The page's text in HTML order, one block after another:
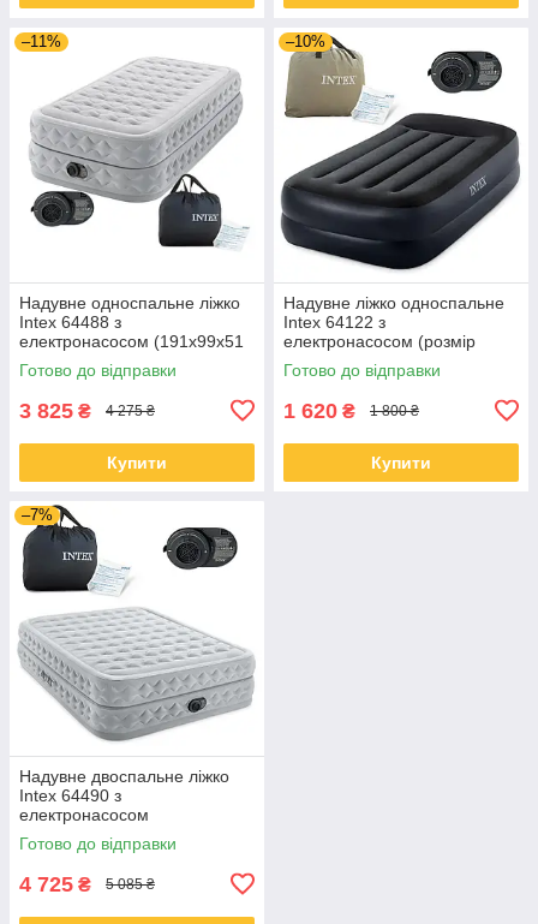
–11%
Надувне односпальне ліжко
Intex 64488 з
електронасосом (191x99x51
см)
Готово до відправки
3 825 ₴ 4 275 ₴
Купити
–10%
Надувне ліжко односпальне
Intex 64122 з
електронасосом (розмір
191x91x42 см)
Готово до відправки
1 620 ₴ 1 800 ₴
Купити
–7%
Надувне двоспальне ліжко
Intex 64490 з
електронасосом
(203×152×51 см)
Готово до відправки
4 725 ₴ 5 085 ₴